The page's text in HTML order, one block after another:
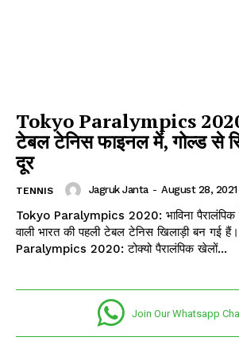
SUBSCRIBE NOW
Company
About
Subscription Plans
Tokyo Paralympics 2020:
टेबल टेनिस फाइनल में, गोल्ड से
दूर
TENNIS Jagruk Janta - August 28, 2021
Tokyo Paralympics 2020: भाविना
वाली भारत की पहली टेबल टेनिस खिलाड़ी बन गई हैं। Tokyo
Paralympics 2020: टोक्यो पैरालंपिक खेलों...
Join Our Whatsapp